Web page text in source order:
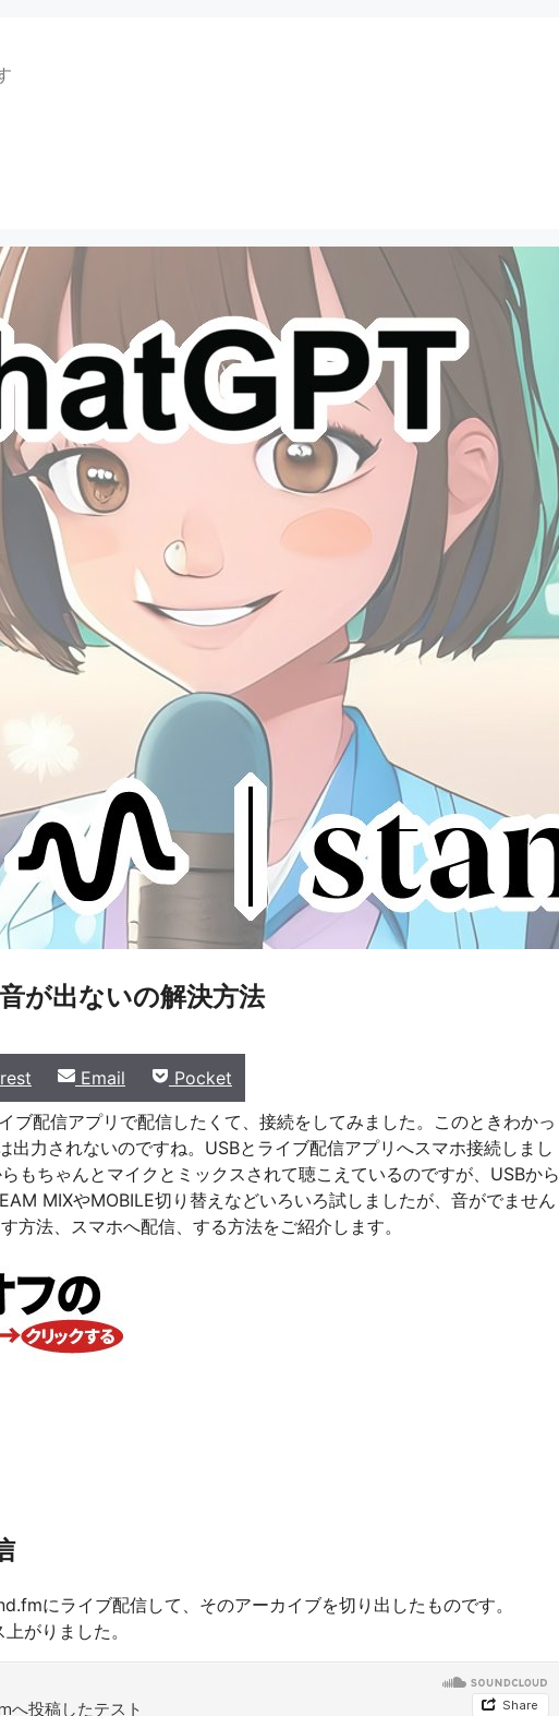
が出ないの解決方法
Share
on
Email
Share
on
Pocket
配信アプリで配信したくて、接続をしてみました。このときわかっ
力されないのですね。USBとライブ配信アプリへスマホ接続しまし
もちゃんとマイクとミックスされて聴こえているのですが、USBから
MIXやMOBILE切り替えなどいろいろ試しましたが、音がでません
方法、スマホへ配信、する方法をご紹介します。
にライブ配信して、そのアーカイブを切り出したものです。
がりました。